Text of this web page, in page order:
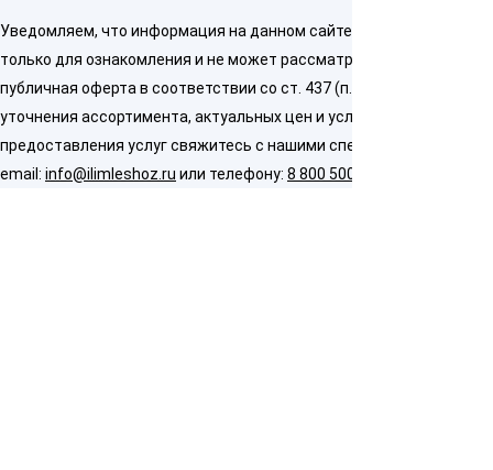
Уведомляем, что информация на данном сайте предназначена
только для ознакомления и не может рассматриваться как
публичная оферта в соответствии со ст. 437 (п. 2) ГК РФ. Для
уточнения ассортимента, актуальных цен и условий
предоставления услуг свяжитесь с нашими специалистами по
email: info@ilimleshoz.ru или телефону: 8 800 500 5437